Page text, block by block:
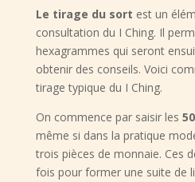
Le tirage du sort est un
consultation du I Ching. Il
hexagrammes qui seront
obtenir des conseils. Voici
tirage typique du I Ching.
On commence par saisir les
même si dans la pratique
trois pièces de monnaie. Ces
fois pour former une suite de